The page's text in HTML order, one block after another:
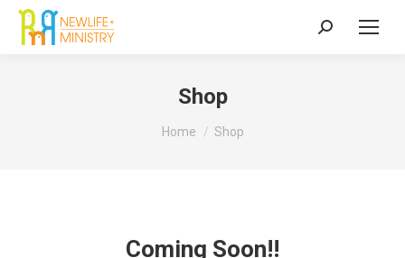
Search:
Shop
You are here:
Home Shop
Coming Soon!!